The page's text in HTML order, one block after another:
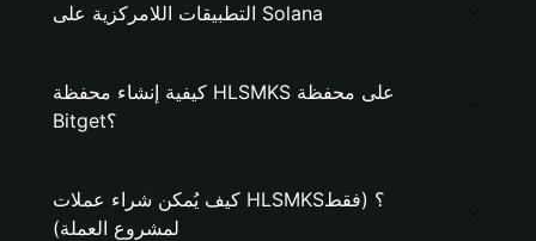
التطبيقات اللامركزية على Solana
كيفية إنشاء محفظة HLSMKS على محفظة
Bitget؟
كيف يُمكن شراء عملات HLSMKS؟ (فقط
لمشروع العملة)